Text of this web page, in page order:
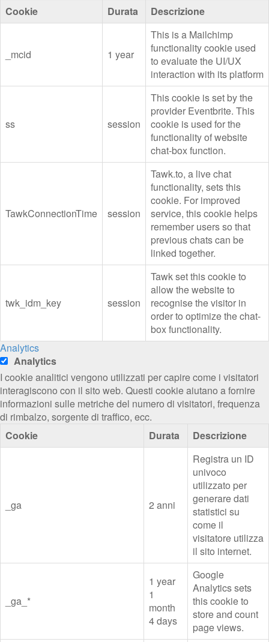
Cookie
Durata Descrizione
_mcid 1 year
This is a Mailchimp
functionality cookie used
to evaluate the UI/UX
interaction with its platform
ss session
This cookie is set by the
provider Eventbrite. This
cookie is used for the
functionality of website
chat-box function.
TawkConnectionTime session
Tawk.to, a live chat
functionality, sets this
cookie. For improved
service, this cookie helps
remember users so that
previous chats can be
linked together.
twk_idm_key session
Tawk set this cookie to
allow the website to
recognise the visitor in
order to optimize the chat-
box functionality.
Analytics
Analytics
I cookie analitici vengono utilizzati per capire come i visitatori
interagiscono con il sito web. Questi cookie aiutano a fornire
informazioni sulle metriche del numero di visitatori, frequenza
di rimbalzo, sorgente di traffico, ecc.
Cookie
Durata Descrizione
_ga 2 anni
Registra un ID
univoco
utilizzato per
generare dati
statistici su
come il
visitatore utilizza
il sito internet.
_ga_*
1 year
1
month
4 days
Google
Analytics sets
this cookie to
store and count
page views.